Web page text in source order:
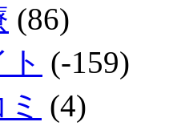
(86)
(-159)
(4)